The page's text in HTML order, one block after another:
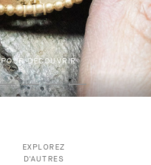
DÉCOUVRIR
EXPLOREZ
D'AUTRES